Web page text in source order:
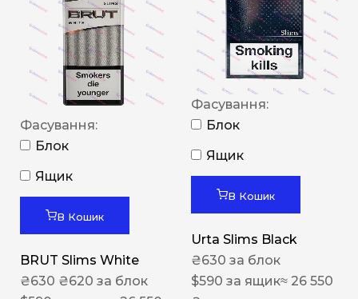
Фасування:
Блок
Ящик
В Кошик
BRUT Slims White
₴630 ₴620 за блок
Фасування:
Блок
Ящик
В Кошик
Urta Slims Black
₴630 за блок
$590 за ящик≈ 26 550